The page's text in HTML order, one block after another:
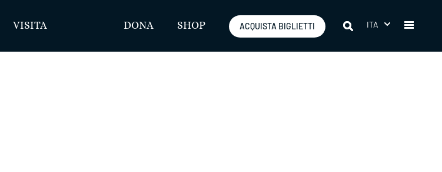
VISITA DONA SHOP ACQUISTA BIGLIETTI ITA